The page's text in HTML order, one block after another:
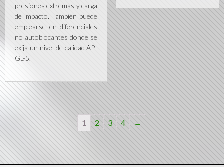
presiones extremas y carga
de impacto. También puede
emplearse en diferenciales
no autoblocantes donde se
exija un nivel de calidad API
GL-5.
1 2 3 4 →